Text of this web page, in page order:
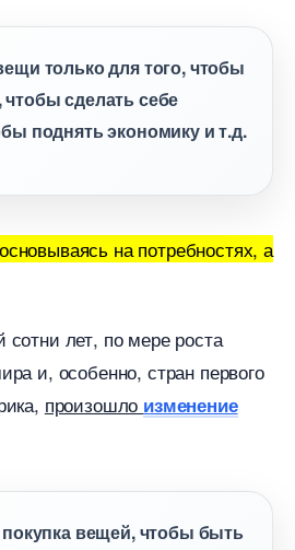
только для того, чтобы
сделать себе
поднять экономику и т.д.
на потребностях, а
лет, по мере роста
и, особенно, стран первого
произошло изменение
вещей, чтобы быть